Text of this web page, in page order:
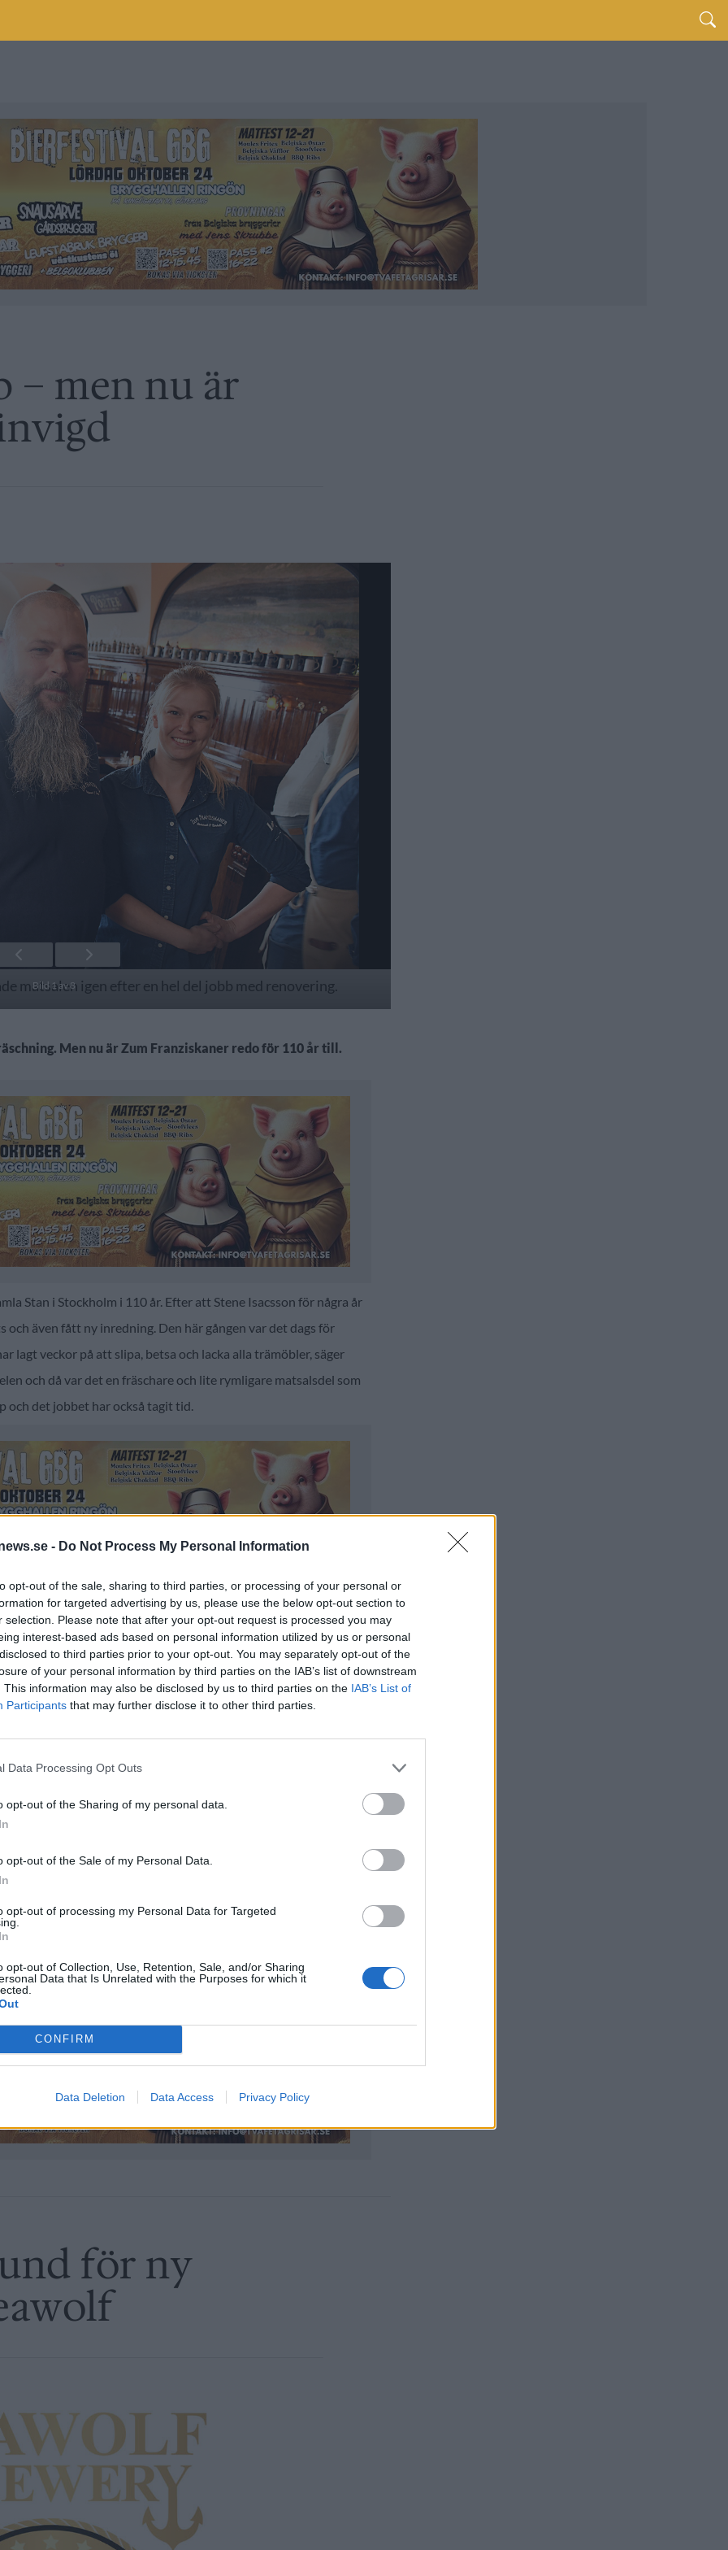
- Do Not Process My Personal Information
opt-out of the sale, sharing to third parties, or processing of your personal or
for targeted advertising by us, please use the below opt-out section to
selection. Please note that after your opt-out request is processed you may
interest-based ads based on personal information utilized by us or personal
to third parties prior to your opt-out. You may separately opt-out of the
of your personal information by third parties on the IAB’s list of downstream
This information may also be disclosed by us to third parties on the IAB’s List of
Participants that may further disclose it to other third parties.
Data Processing Opt Outs
opt-out of the Sharing of my personal data.
opt-out of the Sale of my Personal Data.
opt-out of processing my Personal Data for Targeted
opt-out of Collection, Use, Retention, Sale, and/or Sharing
Data that Is Unrelated with the Purposes for which it
CONFIRM
Data Deletion Data Access Privacy Policy
– men nu är
Bild 1 av 8
matsalen igen efter en hel del jobb med renovering.
Men nu är Zum Franziskaner redo för 110 år till.
Stan i Stockholm i 110 år. Efter att Stene Isacsson för några år
och även fått ny inredning. Den här gången var det dags för
lagt veckor på att slipa, betsa och lacka alla trämöbler, säger
och då var det en fräschare och lite rymligare matsalsdel som
och det jobbet har också tagit tid.
öl från Västeråsbryggeriet Coppersmith´s. De hade med
som den officiella invigningen av de uppfräschade lokalerna.
Beernews utmärkelser
för ny